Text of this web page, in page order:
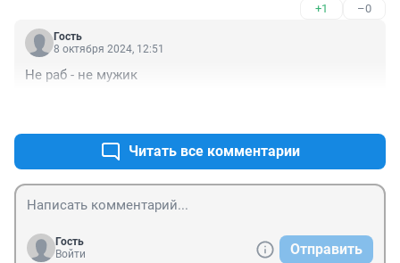
+1 –0
Гость
8 октября 2024, 12:51
Не раб - не мужик
Читать все комментарии
Гость
Войти
Отправить